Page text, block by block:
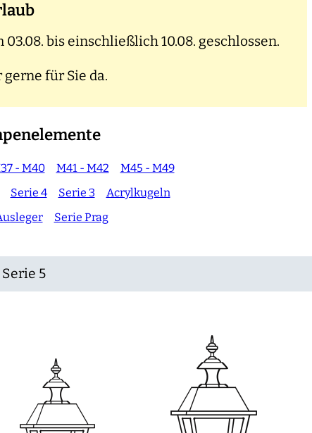
bis einschließlich 10.08. geschlossen.
gerne für Sie da.
- M40 M41 - M42
M45 - M49
Serie 4 Serie 3
Acrylkugeln
Serie Prag
5